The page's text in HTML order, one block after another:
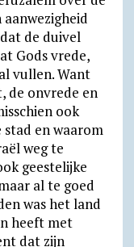
de duivel
Gods vrede,
vullen. Want
de onvrede en
ook
en waarom
weg te
geestelijke
al te goed
was het land
heeft met
dat zijn